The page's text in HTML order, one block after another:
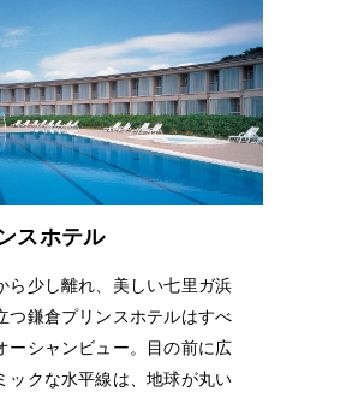
スホテル
ら少し離れ、美しい七里ガ浜
つ鎌倉プリンスホテルはすべ
ーシャンビュー。目の前に広
ックな水平線は、地球が丸い